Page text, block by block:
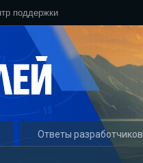
поддержки
Ответы разработчиков